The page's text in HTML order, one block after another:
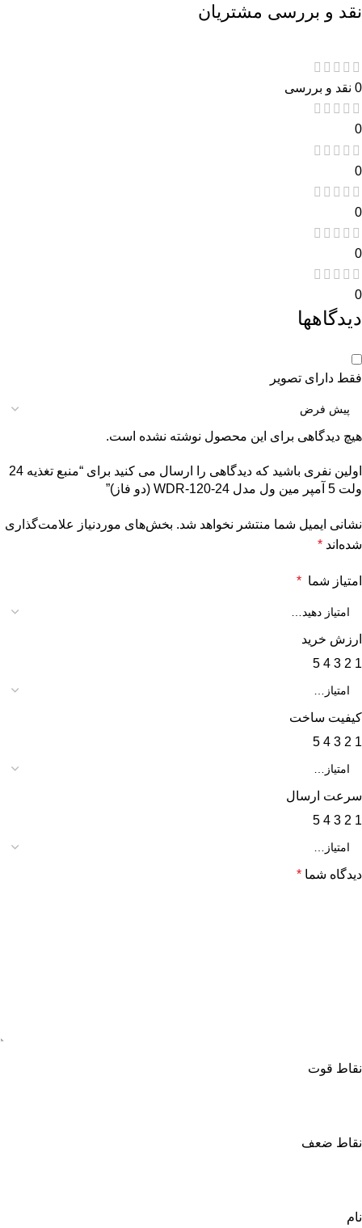
نقد و بررسی مشتریان
0 نقد و بررسی
0
0
0
0
0
دیدگاهها
فقط دارای تصویر
هیچ دیدگاهی برای این محصول نوشته نشده است.
اولین نفری باشید که دیدگاهی را ارسال می کنید برای “منبع تغذیه 24
ولت 5 آمپر مین ول مدل WDR-120-24 (دو فاز)”
نشانی ایمیل شما منتشر نخواهد شد. بخش‌های موردنیاز علامت‌گذاری
شده‌اند *
امتیاز شما *
ارزش خرید
1
2
3
4
5
کیفیت ساخت
1
2
3
4
5
سرعت ارسال
1
2
3
4
5
دیدگاه شما *
نقاط قوت
نقاط ضعف
نام